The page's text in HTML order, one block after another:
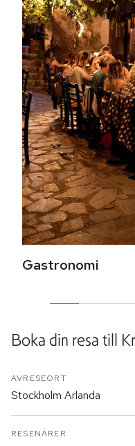
Gastronomi
Boka din resa till
AVRESEORT
Stockholm Arlanda
RESENÄRER